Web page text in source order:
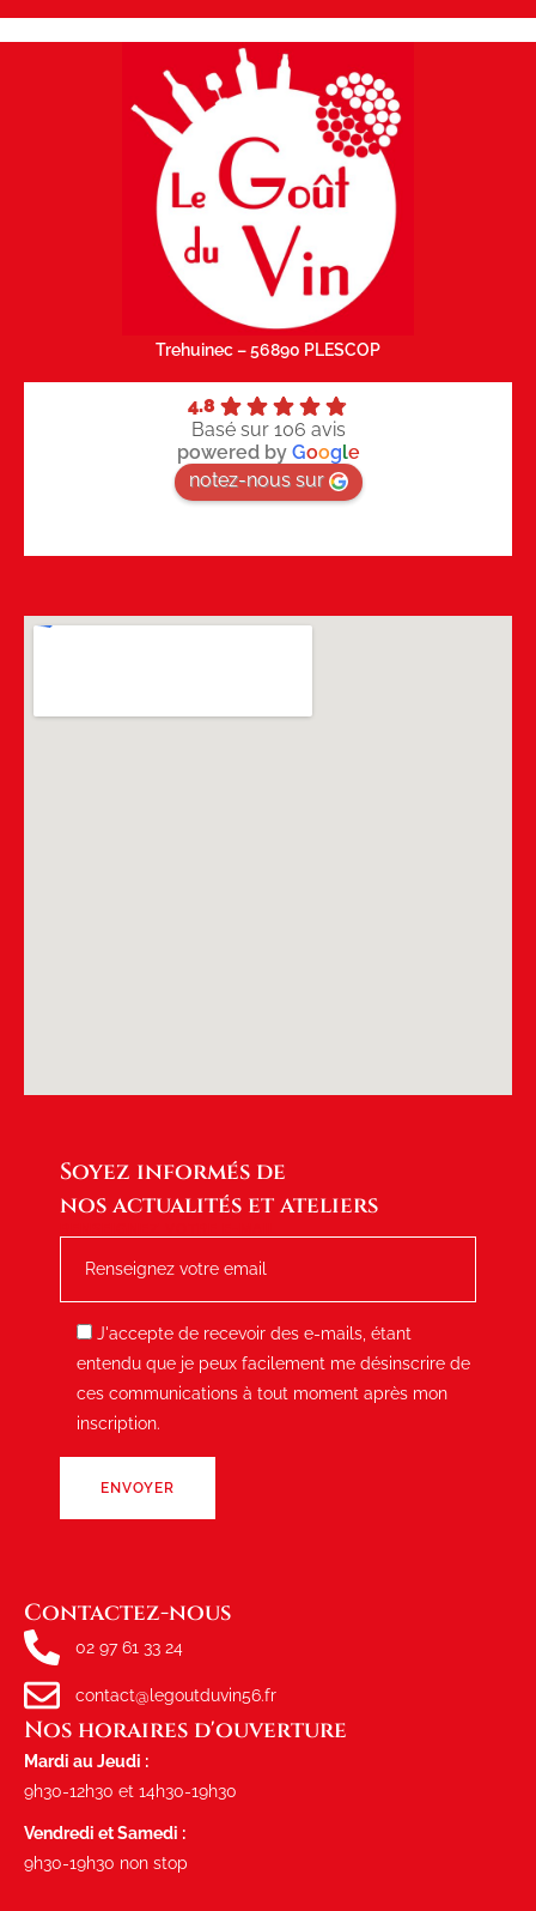
Trehuinec – 56890 PLESCOP
4.8
Basé sur 106 avis
powered by Google
notez-nous sur
Soyez informés de
nos actualités et ateliers
J'accepte de recevoir des e-mails, étant
entendu que je peux facilement me désinscrire de
ces communications à tout moment après mon
inscription.
Contactez-nous
02 97 61 33 24
contact@legoutduvin56.fr
Nos horaires d'ouverture
Mardi au Jeudi :
9h30-12h30 et 14h30-19h30
Vendredi et Samedi :
9h30-19h30 non stop